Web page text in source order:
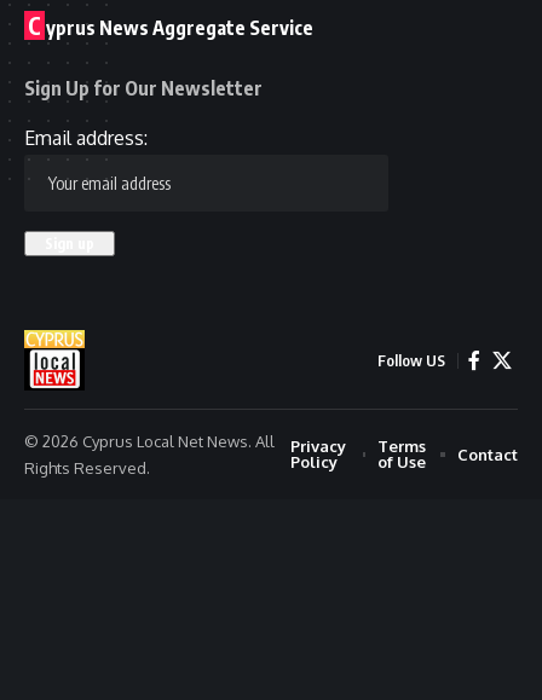
C yprus News Aggregate Service
Sign Up for Our Newsletter
Email address:
Follow US
© 2026 Cyprus Local Net News. All
Rights Reserved.
Privacy
Policy
Terms
of Use
Contact